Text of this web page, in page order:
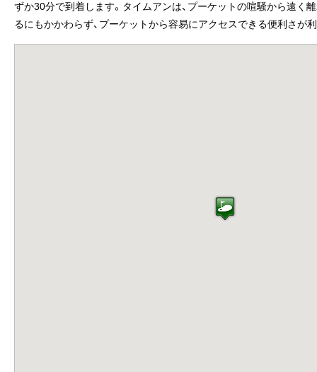
ずか30分で到着します。タイムアンは、プーケットの喧騒から遠く
るにもかかわらず、プーケットから容易にアクセスできる便利さが